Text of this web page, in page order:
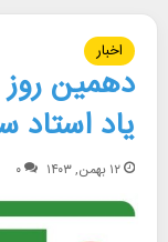
اخبار
دهمین روز
یاد استاد
۱۲ بهمن, ۱۴۰۳ ۰